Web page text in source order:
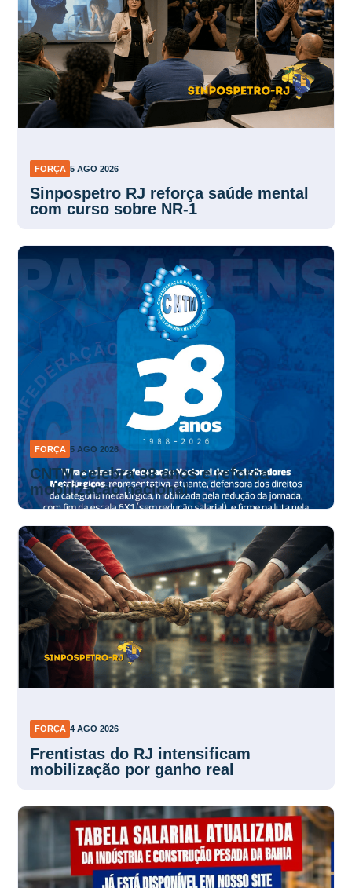
FORÇA 5 AGO 2026
Sinpospetro RJ reforça saúde mental
com curso sobre NR-1
FORÇA 5 AGO 2026
CNTM celebra 38 anos e reforça
mobilização nacional
FORÇA 4 AGO 2026
Frentistas do RJ intensificam
mobilização por ganho real